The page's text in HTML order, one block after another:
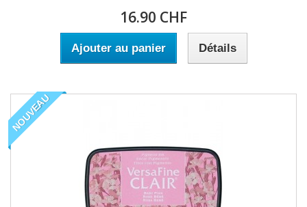
16.90 CHF
Ajouter au panier Détails
NOUVEAU